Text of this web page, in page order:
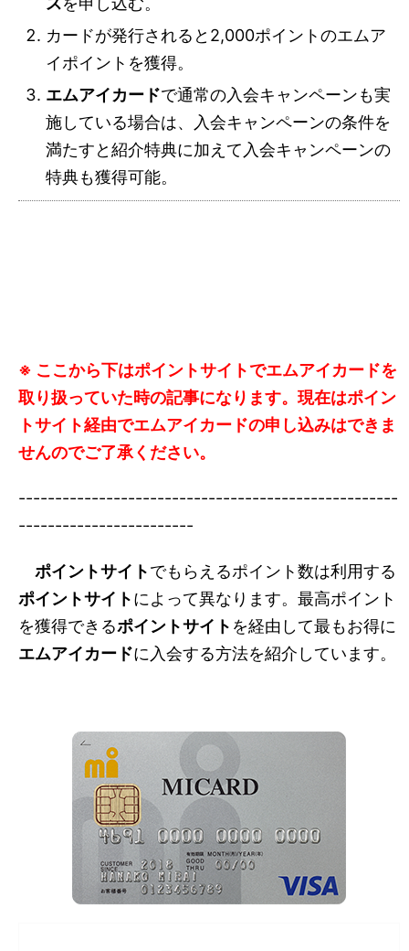
カードが発行されると2,000ポイントのエムア
イポイントを獲得。
エムアイカードで通常の入会キャンペーンも実
施している場合は、入会キャンペーンの条件を
満たすと紹介特典に加えて入会キャンペーンの
特典も獲得可能。
※ ここから下はポイントサイトでエムアイカードを
取り扱っていた時の記事になります。現在はポイン
トサイト経由でエムアイカードの申し込みはできま
せんのでご了承ください。
----------------------------------------------------
------------------------
ポイントサイトでもらえるポイント数は利用する
ポイントサイトによって異なります。最高ポイント
を獲得できるポイントサイト を経由して最もお得に
エムアイカードに入会する方法を紹介しています。